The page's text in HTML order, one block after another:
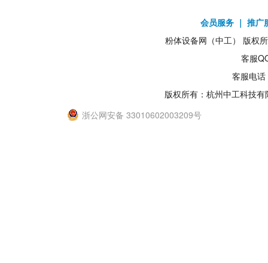
会员服务 ｜ 推广
粉体设备网（中工） 版权
客服
客服电
版权所有：杭州中工科技
浙公网安备 33010602003209号